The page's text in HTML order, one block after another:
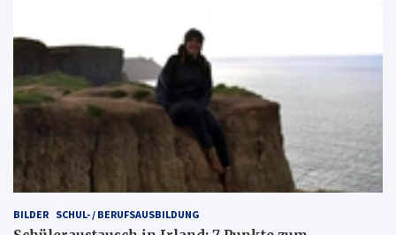
BILDER SCHUL- / BERUFSAUSBILDUNG